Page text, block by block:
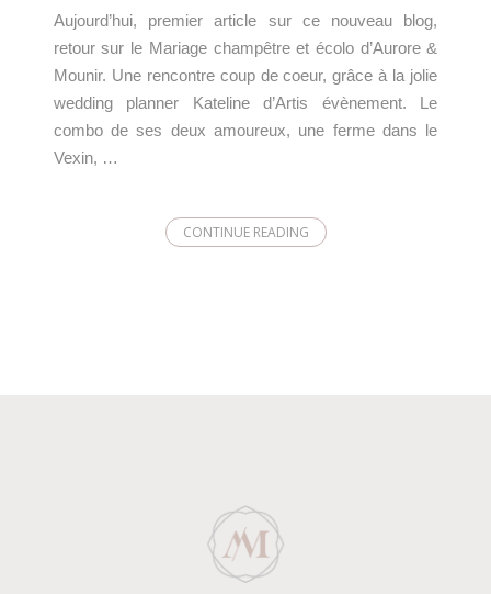
Aujourd’hui, premier article sur ce nouveau blog,
retour sur le Mariage champêtre et écolo d’Aurore &
Mounir. Une rencontre coup de coeur, grâce à la jolie
wedding planner Kateline d’Artis évènement. Le
combo de ses deux amoureux, une ferme dans le
Vexin, …
CONTINUE READING